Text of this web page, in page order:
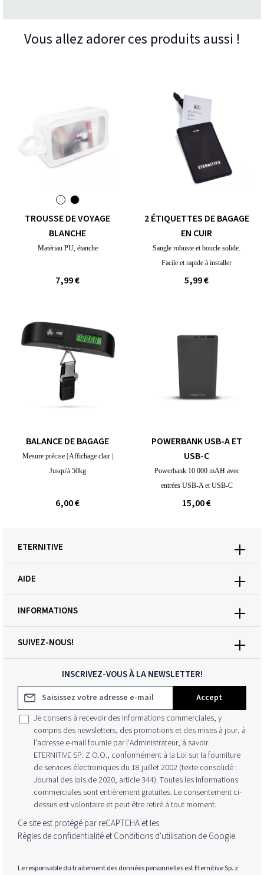
Vous allez adorer ces produits aussi !
TROUSSE DE VOYAGE
BLANCHE
Matériau PU, étanche
7,99 €
2 ÉTIQUETTES DE BAGAGE
EN CUIR
Sangle robuste et boucle solide.
Facile et rapide à installer
5,99 €
BALANCE DE BAGAGE
Mesure précise | Affichage clair |
Jusqu'à 50kg
6,00 €
POWERBANK USB-A ET
USB-C
Powerbank 10 000 mAH avec
entrées USB-A et USB-C
15,00 €
INSCRIVEZ-VOUS À LA NEWSLETTER!
Adresse e-mail*
Accept
Je consens à recevoir des informations commerciales, y
compris des newsletters, des promotions et des mises à jour, à
l'adresse e-mail fournie par l'Administrateur, à savoir
ETERNITIVE SP. Z O.O., conformément à la Loi sur la fourniture
de services électroniques du 18 juillet 2002 (texte consolidé :
Journal des lois de 2020, article 344). Toutes les informations
commerciales sont entièrement gratuites. Le consentement ci-
dessus est volontaire et peut être retiré à tout moment.
Ce site est protégé par reCAPTCHA et les
Règles de confidentialitéetConditions d'utilisation de Google.
Le responsable du traitement des données personnelles est Eternitive Sp. z
SUIVEZ-NOUS!
ETERNITIVE
AIDE
INFORMATIONS